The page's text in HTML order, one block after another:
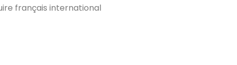
français international